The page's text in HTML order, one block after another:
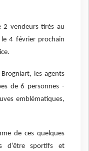
2 vendeurs tirés au
4 février prochain
les agents
de 6 personnes -
emblématiques,
de ces quelques
d’être sportifs et